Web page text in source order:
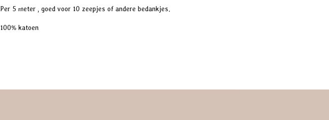
Per 5 meter , goed voor 10 zeepjes of andere bedankjes.
100% katoen